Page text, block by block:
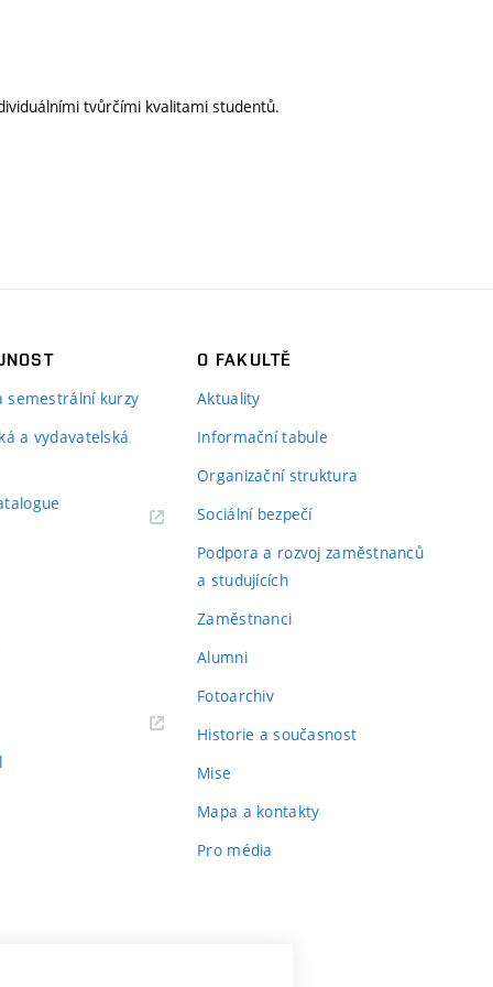
tvůrčími kvalitami studentů.
semestrální kurzy
a vydavatelská
O FAKULTĚ
Aktuality
Informační tabule
Organizační struktura
Sociální bezpečí
Podpora a rozvoj zaměstnanců
a studujících
Zaměstnanci
Alumni
Fotoarchiv
Historie a současnost
Mise
Mapa a kontakty
Pro média